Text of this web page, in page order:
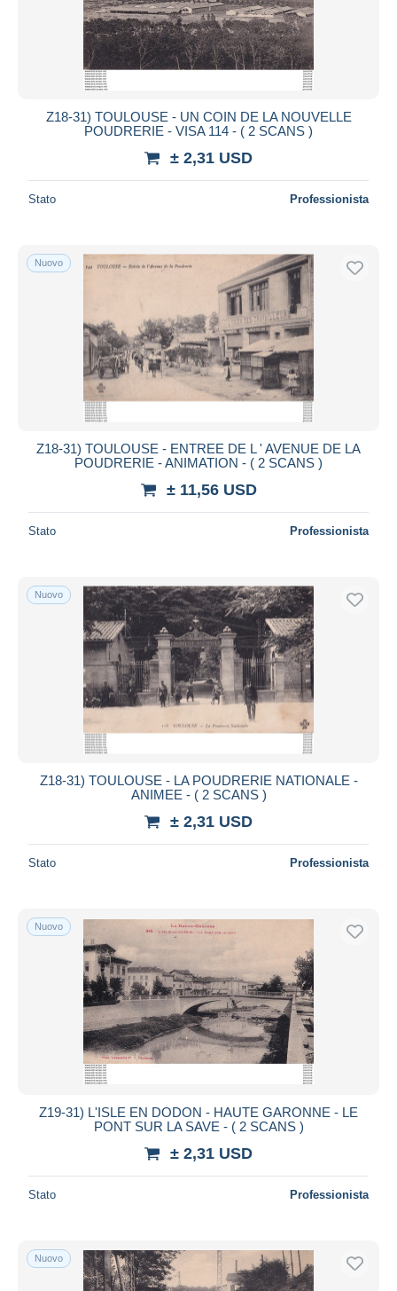
Z18-31) TOULOUSE - UN COIN DE LA NOUVELLE
POUDRERIE - VISA 114 - ( 2 SCANS )
± 2,31 USD
Stato Professionista
Nuovo
Z18-31) TOULOUSE - ENTREE DE L ' AVENUE DE LA
POUDRERIE - ANIMATION - ( 2 SCANS )
± 11,56 USD
Stato Professionista
Nuovo
Z18-31) TOULOUSE - LA POUDRERIE NATIONALE -
ANIMEE - ( 2 SCANS )
± 2,31 USD
Stato Professionista
Nuovo
Z19-31) L'ISLE EN DODON - HAUTE GARONNE - LE
PONT SUR LA SAVE - ( 2 SCANS )
± 2,31 USD
Stato Professionista
Nuovo